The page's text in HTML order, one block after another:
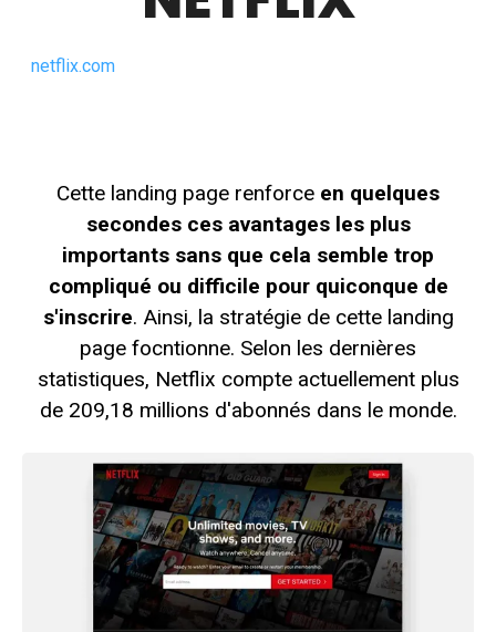
netflix.com
Cette landing page renforce en quelques
secondes ces avantages les plus
importants sans que cela semble trop
compliqué ou difficile pour quiconque de
s'inscrire. Ainsi, la stratégie de cette landing
page focntionne. Selon les dernières
statistiques, Netflix compte actuellement plus
de 209,18 millions d'abonnés dans le monde.